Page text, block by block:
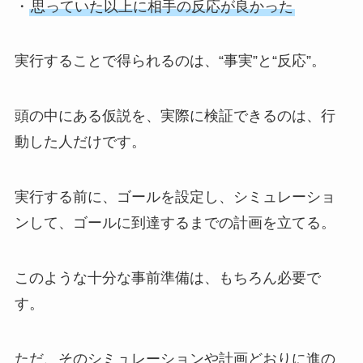
・ 思っていた以上に相手の反応が良かった
実行することで得られるのは、“事実”と“反応”。
頭の中にある仮説を、実際に検証できるのは、行
動した人だけです。
実行する前に、ゴールを設定し、シミュレーショ
ンして、ゴールに到達するまでの計画を立てる。
このような十分な事前準備は、もちろん必要で
す。
ただ、そのシミュレーションや計画どおりに進の